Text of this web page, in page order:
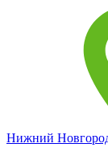
Нижний